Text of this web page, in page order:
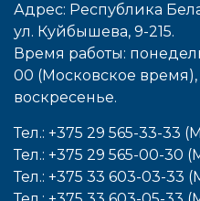
Адрес: Республика
ул. Куйбышева, 9-215.
Время работы:
00 (Московское
воcкресенье.
Тел.: +375 29 565-33-33
Тел.: +375 29 565-00-30
Тел.: +375 33 603-03-33